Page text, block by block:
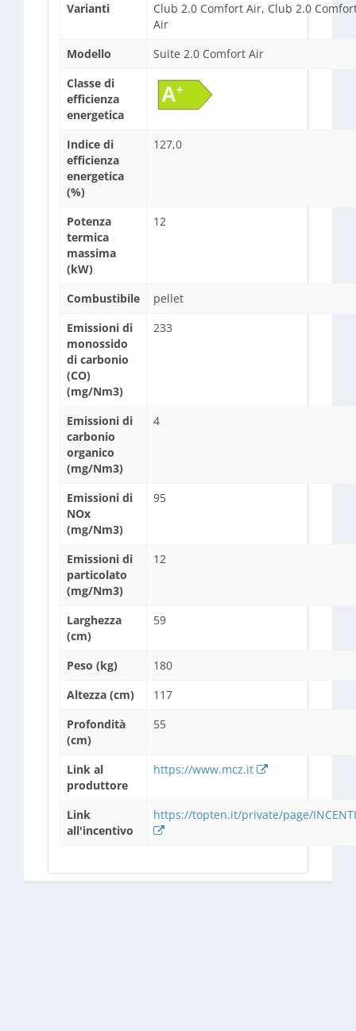
Varianti
Club 2.0 Comfort Air, Club 2.0
Air
Modello
Suite 2.0 Comfort Air
Classe di
efficienza
energetica
Indice di
efficienza
energetica
(%)
127,0
Potenza
termica
massima
(kW)
12
Combustibile
pellet
Emissioni di
monossido
di carbonio
(CO)
(mg/Nm3)
233
Emissioni di
carbonio
organico
(mg/Nm3)
4
Emissioni di
NOx
(mg/Nm3)
95
Emissioni di
particolato
(mg/Nm3)
12
Larghezza
(cm)
59
Peso (kg)
180
Altezza (cm)
117
Profondità
(cm)
55
Link al
produttore
https://www.mcz.it
Link
all'incentivo
https://topten.it/private/page/